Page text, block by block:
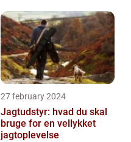
27 february 2024
Jagtudstyr: hvad du skal
bruge for en vellykket
jagtoplevelse